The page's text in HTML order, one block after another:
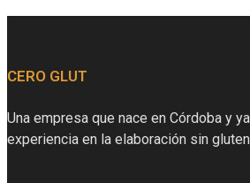
CERO GLUT
Una empresa que nace en Córdoba y
experiencia en la elaboración sin